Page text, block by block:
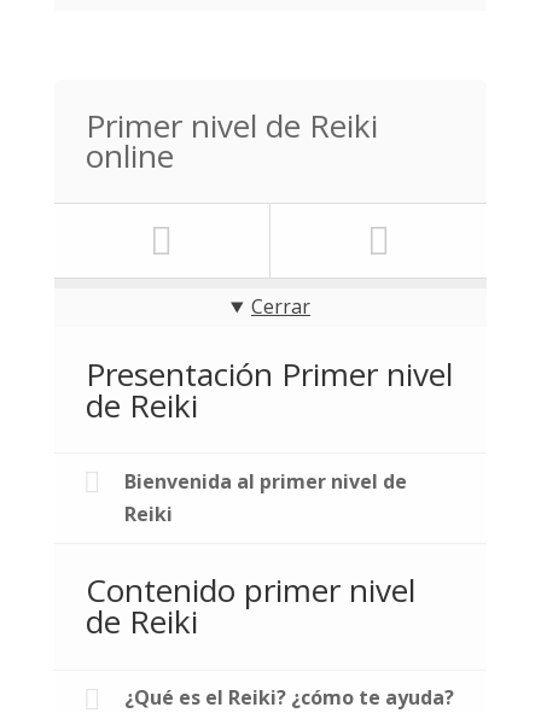
Primer nivel de Reiki
online
Cerrar
Presentación Primer nivel
de Reiki
Bienvenida al primer nivel de
Reiki
Contenido primer nivel
de Reiki
¿Qué es el Reiki? ¿cómo te ayuda?